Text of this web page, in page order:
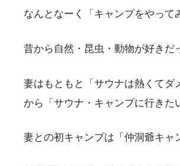
なんとなーく「キャンプをやって
昔から自然・昆虫・動物が好きだ
妻はもともと「サウナは熱くてダ
から「サウナ・キャンプに行きた
妻との初キャンプは「仲洞爺キャ